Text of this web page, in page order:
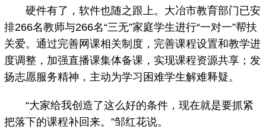
硬件有了，软件也随之跟上。大冶市教育部门已安
排266名教师与266名“三无”家庭学生进行“一对一”帮扶
关爱。通过完善网课相关制度，完善课程设置和教学进
度调整，加强直播课集体备课，实现课程资源共享；发
扬志愿服务精神，主动为学习困难学生解难释疑。
“大家给我创造了这么好的条件，现在就是要抓紧
把落下的课程补回来。”邹红花说。